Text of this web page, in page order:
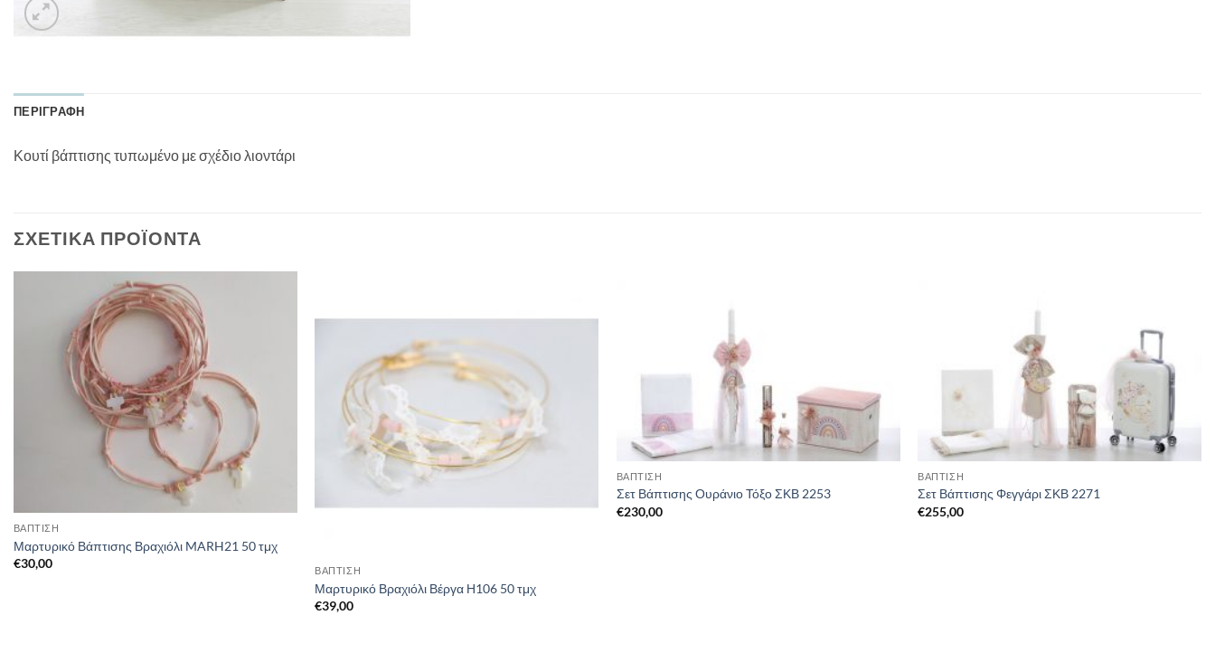
ΠΕΡΙΓΡΑΦΉ
Κουτί βάπτισης τυπωμένο με σχέδιο λιοντάρι
ΣΧΕΤΙΚΆ ΠΡΟΪΌΝΤΑ
ΒΑΠΤΙΣΗ
Μαρτυρικό Βάπτισης Βραχιόλι MARH21 50 τμχ
€30,00 ΒΑΠΤΙΣΗ
Μαρτυρικό Βραχιόλι Βέργα Η106 50 τμχ
€39,00
ΒΑΠΤΙΣΗ
Σετ Βάπτισης Ουράνιο Τόξο ΣΚΒ 2253
€230,00
ΒΑΠΤΙΣΗ
Σετ Βάπτισης Φεγγάρι ΣΚΒ 2271
€255,00